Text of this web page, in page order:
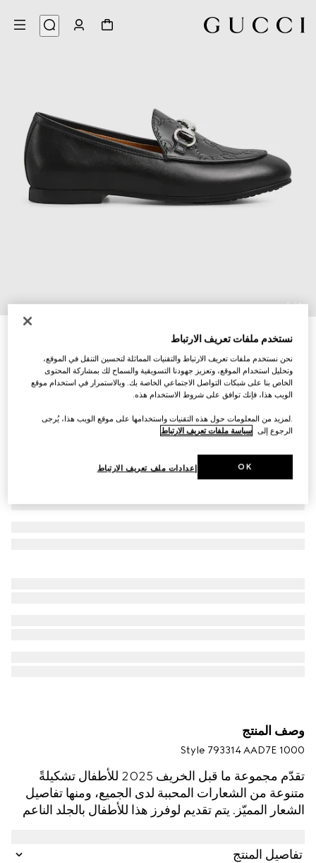
1
/
5
حذاء لوفرز مع حلية Horsebit للأطفال
تنويعات جلد باللون الأسود
وصف المنتج
Style ‎793314 AAD7E 1000
تقدّم مجموعة ما قبل الخريف 2025 للأطفال تشكيلةً
متنوعة من الشعارات المحببة لدى الجميع، ومنها تفاصيل
الشعار المميّز. يتم تقديم لوفرز هذا للأطفال بالجلد الناعم
تفاصيل المنتج
نستخدم ملفات تعريف الارتباط
نحن نستخدم ملفات تعريف الارتباط والتقنيات المماثلة لتحسين التنقل في الموقع،
وتحليل استخدام الموقع، وتعزيز جهودنا التسويقية والسماح لك بمشاركة المحتوى
الخاص بنا على شبكات التواصل الاجتماعي الخاصة بك. وبالاستمرار في استخدام موقع
الويب هذا، فإنك توافق على شروط الاستخدام هذه.
.لمزيد من المعلومات حول هذه التقنيات واستخدامها على موقع الويب هذا، يُرجى
الرجوع إلى سياسة ملفات تعريف الارتباط
إعدادات ملف تعريف الارتباط OK